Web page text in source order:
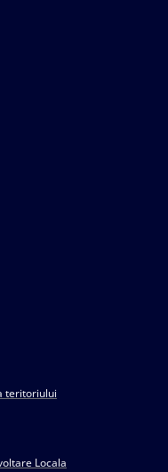
teritoriului
Locala